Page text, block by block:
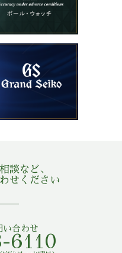
談など、
せください
い合わせ
6110